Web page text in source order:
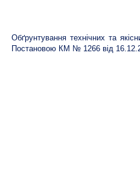
Обґрунтування технічних та
Постановою КМ № 1266 від